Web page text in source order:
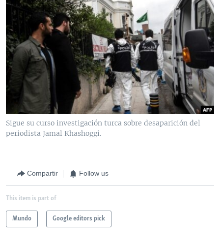
Sigue su curso investigación turca sobre desaparición del
periodista Jamal Khashoggi.
Compartir Follow us
This item is part of
Mundo Google editors pick